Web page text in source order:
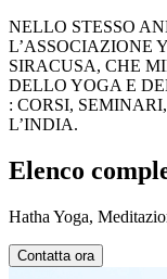
NELLO STESSO
L’ASSOCIAZIONE
SIRACUSA, CHE
DELLO YOGA E
: CORSI,
L’INDIA.
Elenco
Hatha Yoga,
Contatta ora